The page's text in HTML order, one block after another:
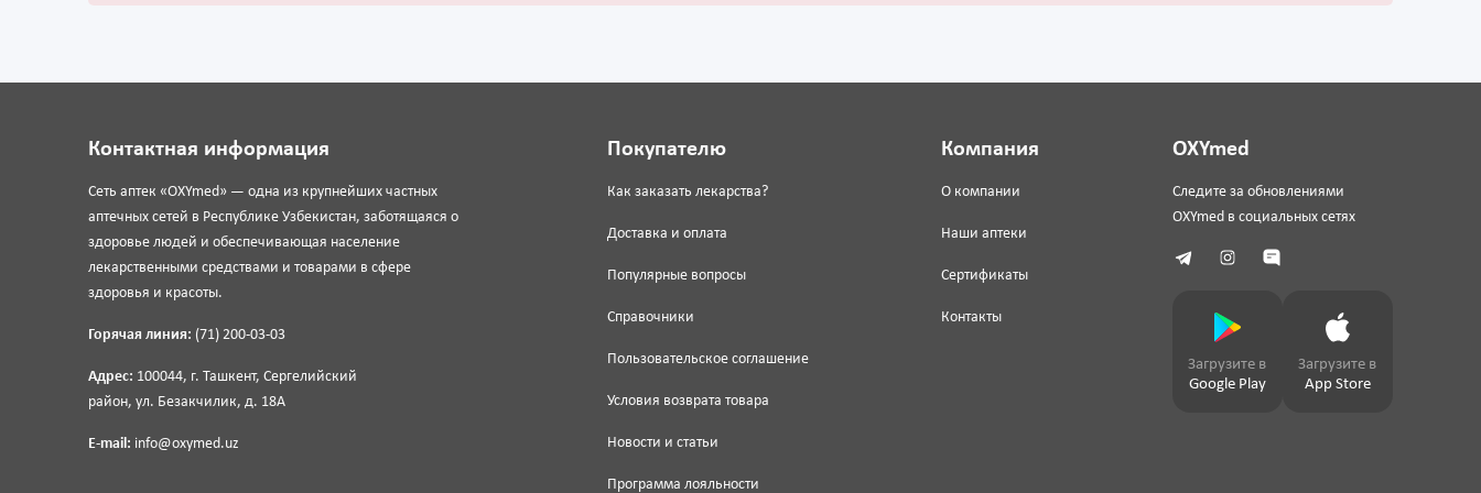
Контактная информация
Сеть аптек «OXYmed» — одна из крупнейших частных
аптечных сетей в Республике Узбекистан, заботящаяся о
здоровье людей и обеспечивающая население
лекарственными средствами и товарами в сфере
здоровья и красоты.
Горячая линия: (71) 200-03-03
Адрес: 100044, г. Ташкент, Сергелийский
район, ул. Безакчилик, д. 18А
E-mail: info@oxymed.uz
Покупателю
Как заказать лекарства?
Доставка и оплата
Популярные вопросы
Справочники
Пользовательское соглашение
Условия возврата товара
Новости и статьи
Программа лояльности
Компания
О компании
Наши аптеки
Сертификаты
Контакты
OXYmed
Следите за обновлениями
OXYmed в социальных сетях
Загрузите в
Google Play
Загрузите в
App Store